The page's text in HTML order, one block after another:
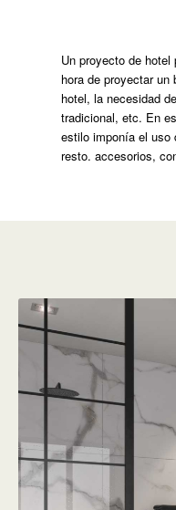
Un proyecto de
hora de proyectar
hotel, la necesidad
tradicional, etc. En
estilo imponía el uso
resto. accesorios,